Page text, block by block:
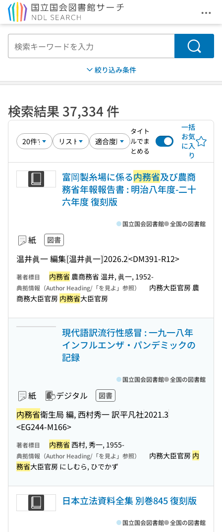
メ
検索
絞り込み条件
検索結果 37,334 件
タイト
ルでま
とめる
一括
お気
に入
り
富岡製糸場に係る内務省及び農商
務省年報報告書 : 明治八年度-二十
六年度 復刻版
紙 図書
温井眞一 編集[温井眞一]2026.2<DM391-R12>
国立国会図書館 全国の図書館
著者標目 内務省 農商務省 温井, 眞一, 1952-
典拠情報（Author Heading/「を見よ」参照）
内務大臣官房 農
商務大臣官房 内務省大臣官房
現代語訳流行性感冒 : 一九一八年
インフルエンザ・パンデミックの
記録
紙 デジタル 図書
内務省衛生局 編, 西村秀一 訳平凡社2021.3
<EG244-M166>
国立国会図書館 全国の図書館
著者標目 内務省西村, 秀一, 1955-
典拠情報（Author Heading/「を見よ」参照） 内務大臣官房 内
務省大臣官房 にしむら, ひでかず
日本立法資料全集 別巻845 復刻版
国立国会図書館 全国の図書館